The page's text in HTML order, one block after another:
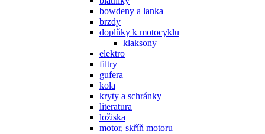
bowdeny a lanka
brzdy
doplňky k motocyklu
klaksony
elektro
filtry
gufera
kola
kryty a schránky
literatura
ložiska
motor, skříň motoru